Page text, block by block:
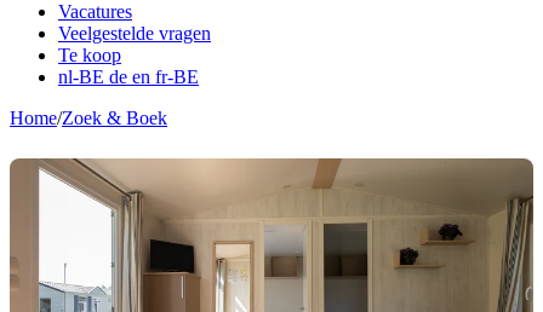
Vacatures
Veelgestelde vragen
Te koop
nl-BE de en fr-BE
Home/Zoek & Boek